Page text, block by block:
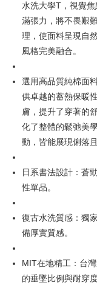
JKOPAY
Easy Wallet
Google Pay
Plus Pay
AFTEE代金後払い
説明
一、 AFTEE代金後払い
1.お支払い方法で
ウが表示されます。
2.SMSで認証してお支払
3.注文するときのお支払
す。
4.ご注文が完了すると
の場合は、AFTEE アプ
5.商品受け取り時のお
はアプリの通知に従っ
グでお支払いください。
代金納付期限は最短で
リをダウンロードして
まで延長できます。
ATM払い
全家取貨付款
配送毎にNT$45
付款 後全家取貨
配送毎にNT$45
7-11取貨付款
配送毎にNT$45、
水洗大學T，視覺
滿張力，將不畏艱
理，使面料呈現自
風格完美融合。
選用高品質純棉面
供卓越的蓄熱保暖
膚，提升了穿著的
化了整體的鬆弛美
動，皆能展現俐落
日系書法設計：蒼
性單品。
復古水洗質感：獨
備厚實質感。
MIT在地精工：台
的垂墜比例與耐穿